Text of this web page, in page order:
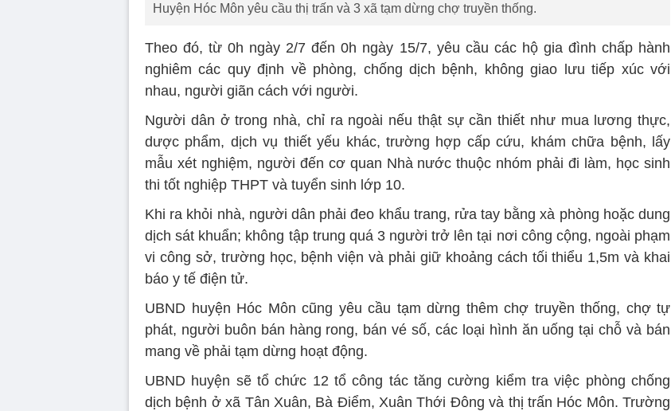
Huyện Hóc Môn yêu cầu thị trấn và 3 xã tạm dừng chợ truyền thống.
Theo đó, từ 0h ngày 2/7 đến 0h ngày 15/7, yêu cầu các hộ gia đình chấp hành
nghiêm các quy định về phòng, chống dịch bệnh, không giao lưu tiếp xúc với
nhau, người giãn cách với người.
Người dân ở trong nhà, chỉ ra ngoài nếu thật sự cần thiết như mua lương thực,
dược phẩm, dịch vụ thiết yếu khác, trường hợp cấp cứu, khám chữa bệnh, lấy
mẫu xét nghiệm, người đến cơ quan Nhà nước thuộc nhóm phải đi làm, học sinh
thi tốt nghiệp THPT và tuyển sinh lớp 10.
Khi ra khỏi nhà, người dân phải đeo khẩu trang, rửa tay bằng xà phòng hoặc dung
dịch sát khuẩn; không tập trung quá 3 người trở lên tại nơi công cộng, ngoài phạm
vi công sở, trường học, bệnh viện và phải giữ khoảng cách tối thiểu 1,5m và khai
báo y tế điện tử.
UBND huyện Hóc Môn cũng yêu cầu tạm dừng thêm chợ truyền thống, chợ tự
phát, người buôn bán hàng rong, bán vé số, các loại hình ăn uống tại chỗ và bán
mang về phải tạm dừng hoạt động.
UBND huyện sẽ tổ chức 12 tổ công tác tăng cường kiểm tra việc phòng chống
dịch bệnh ở xã Tân Xuân, Bà Điểm, Xuân Thới Đông và thị trấn Hóc Môn. Trường